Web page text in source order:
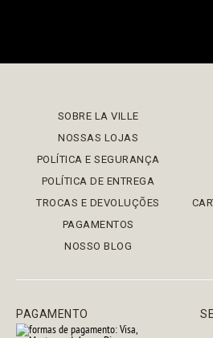
SOBRE LA VILLE
NOSSAS LOJAS
POLÍTICA E SEGURANÇA
POLÍTICA DE ENTREGA
TROCAS E DEVOLUÇÕES
PAGAMENTOS
NOSSO BLOG
PAGAMENTO